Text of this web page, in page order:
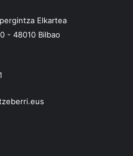
Elkartea
- 48010 Bilbao